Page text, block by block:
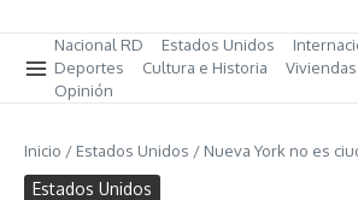
Nacional RD Estados Unidos
Deportes
Cultura e Historia
Viviendas
Opinión
Inicio / Estados Unidos / Nueva York no es
Estados Unidos